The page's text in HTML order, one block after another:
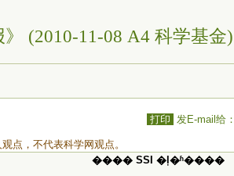
》 (2010-11-08 A4 科学基金)
打印 发E-mail给
点，不代表科学网观点。
���� SSI �ļ�ʱ����